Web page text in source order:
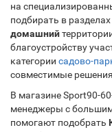
на
подбирать в
домашний
благоустройству
категории садово-
совместимые
В магазине Sport90-
менеджеры с
помогают подобрать